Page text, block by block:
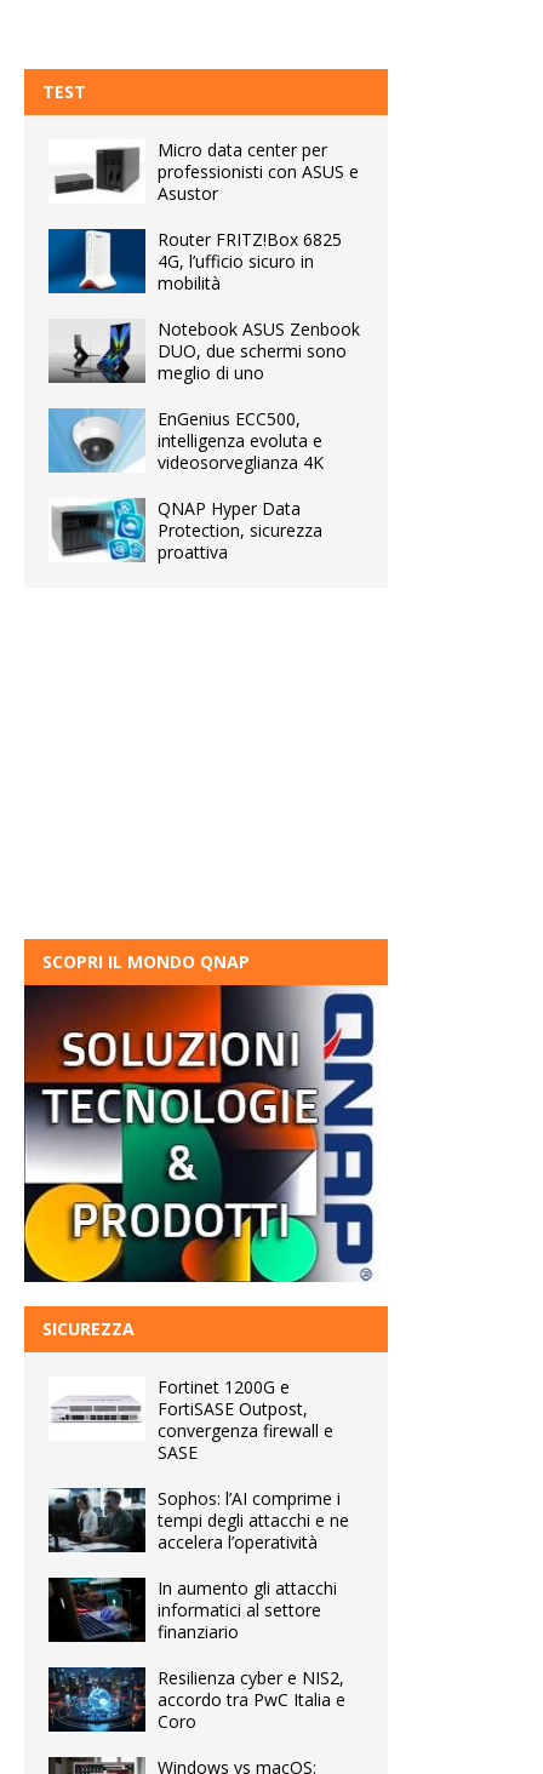
TEST
Micro data center per
professionisti con ASUS e
Asustor
Router FRITZ!Box 6825
4G, l’ufficio sicuro in
mobilità
Notebook ASUS Zenbook
DUO, due schermi sono
meglio di uno
EnGenius ECC500,
intelligenza evoluta e
videosorveglianza 4K
QNAP Hyper Data
Protection, sicurezza
proattiva
SCOPRI IL MONDO QNAP
SICUREZZA
Fortinet 1200G e
FortiSASE Outpost,
convergenza firewall e
SASE
Sophos: l’AI comprime i
tempi degli attacchi e ne
accelera l’operatività
In aumento gli attacchi
informatici al settore
finanziario
Resilienza cyber e NIS2,
accordo tra PwC Italia e
Coro
Windows vs macOS: